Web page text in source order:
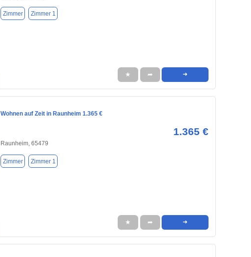
Zimmer Zimmer 1
★ ➦ ➜
Wohnen auf Zeit in Raunheim 1.365 €
1.365 €
Raunheim, 65479
Zimmer Zimmer 1
★ ➦ ➜